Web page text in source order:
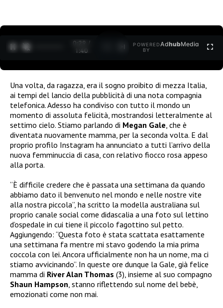
0:30 /
1:40
POWERED
BY
AdhubMedia
Una volta, da ragazza, era il sogno proibito di mezza Italia,
ai tempi del lancio della pubblicità di una nota compagnia
telefonica. Adesso ha condiviso con tutto il mondo un
momento di assoluta felicità, mostrandosi letteralmente al
settimo cielo. Stiamo parlando di Megan Gale , che è
diventata nuovamente mamma, per la seconda volta. E dal
proprio profilo Instagram ha annunciato a tutti l’arrivo della
nuova femminuccia di casa, con relativo fiocco rosa appeso
alla porta.
“È difficile credere che è passata una settimana da quando
abbiamo dato il benvenuto nel mondo e nelle nostre vite
alla nostra piccola”, ha scritto la modella australiana sul
proprio canale social come didascalia a una foto sul lettino
d’ospedale in cui tiene il piccolo fagottino sul petto.
Aggiungendo: “Questa foto è stata scattata esattamente
una settimana fa mentre mi stavo godendo la mia prima
coccola con lei. Ancora ufficialmente non ha un nome, ma ci
stiamo avvicinando”. In queste ore dunque la Gale, già felice
mamma di River Alan Thomas (3), insieme al suo compagno
Shaun Hampson , stanno riflettendo sul nome del bebè,
emozionati come non mai.